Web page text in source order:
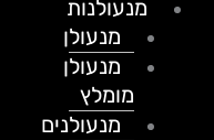
מנעולנות
מנעולן
מנעולן
מומלץ
מנעולנים